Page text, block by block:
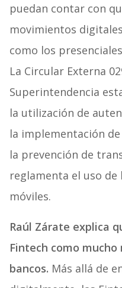
puedan contar con
movimientos
como los
La Circular Externa
Superintendencia
la utilización de
la implementación
la prevención de
reglamenta el uso de
móviles.
Raúl Zárate explica
Fintech como
bancos. Más allá de